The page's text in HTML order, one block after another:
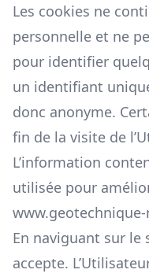
Les cookies ne
personnelle et ne
pour identifier
un identifiant
donc anonyme.
fin de la visite de
L’information
utilisée pour
En naviguant sur le
accepte.